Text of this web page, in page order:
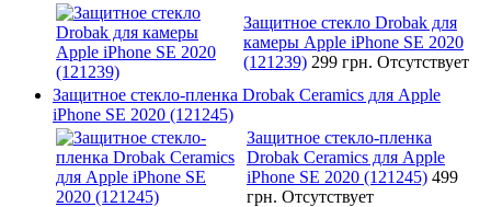
Защитное стекло Drobak для
камеры Apple iPhone SE 2020
(121239) 299 грн. Отсутствует
Защитное стекло-пленка Drobak Ceramics для Apple
iPhone SE 2020 (121245)
Защитное стекло-пленка
Drobak Ceramics для Apple
iPhone SE 2020 (121245) 499
грн. Отсутствует